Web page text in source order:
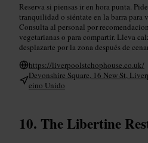
Reserva si piensas ir en hora punta.
tranquilidad o siéntate en la barra
Consulta al personal por
vegetarianas o para compartir. Lleva
desplazarte por la zona después de
https://liverpoolstchophouse.co.uk/
Devonshire Square, 16 New St,
eino Unido
The Libertine